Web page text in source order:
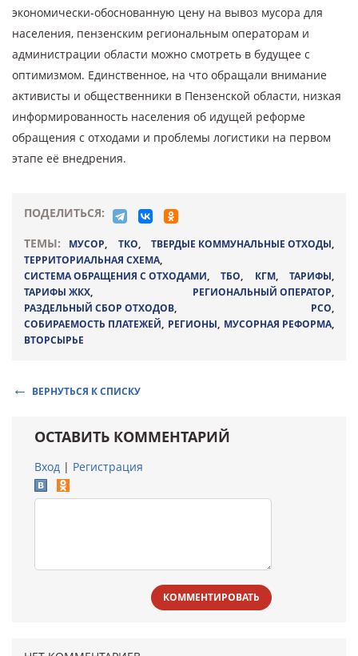
экономически-обоснованную цену на вывоз мусора для
населения, пензенским региональным операторам и
администрации области можно смотреть в будущее с
оптимизмом. Единственное, на что обращали внимание
активисты и общественники в Пензенской области, низкая
информированность населения об идущей реформе
обращения с отходами и проблемы логистики на первом
этапе её внедрения.
ПОДЕЛИТЬСЯ:
ТЕМЫ:
МУСОР, ТКО, ТВЕРДЫЕ КОММУНАЛЬНЫЕ ОТХОДЫ,
ТЕРРИТОРИАЛЬНАЯ СХЕМА,
СИСТЕМА ОБРАЩЕНИЯ С ОТХОДАМИ,ТБО, КГМ,ТАРИФЫ,
ТАРИФЫ ЖКХ, РЕГИОНАЛЬНЫЙ ОПЕРАТОР,
РАЗДЕЛЬНЫЙ СБОР ОТХОДОВ, РСО,
СОБИРАЕМОСТЬ ПЛАТЕЖЕЙ, РЕГИОНЫ, МУСОРНАЯ РЕФОРМА,
ВТОРСЫРЬЕ
ВЕРНУТЬСЯ К СПИСКУ
ОСТАВИТЬ КОММЕНТАРИЙ
Вход | Регистрация
КОММЕНТИРОВАТЬ